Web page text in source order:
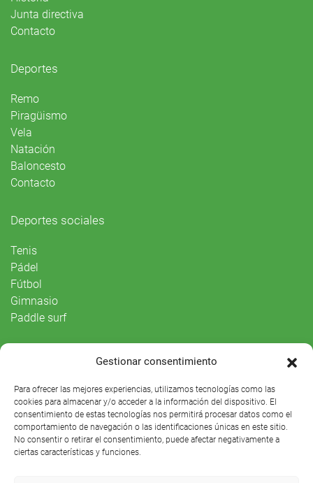
Gestionar consentimiento
Para ofrecer las mejores experiencias, utilizamos tecnologías como las
cookies para almacenar y/o acceder a la información del dispositivo. El
consentimiento de estas tecnologías nos permitirá procesar datos como el
comportamiento de navegación o las identificaciones únicas en este sitio.
No consentir o retirar el consentimiento, puede afectar negativamente a
ciertas características y funciones.
Junta directiva
Contacto
Deportes
Remo
Piragüismo
Vela
Natación
Baloncesto
Contacto
Deportes sociales
Tenis
Pádel
Fútbol
Gimnasio
Paddle surf
Agenda